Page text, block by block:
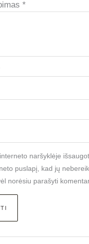
*
naršyklėje
puslapį, kad jų
norėsiu parašyti